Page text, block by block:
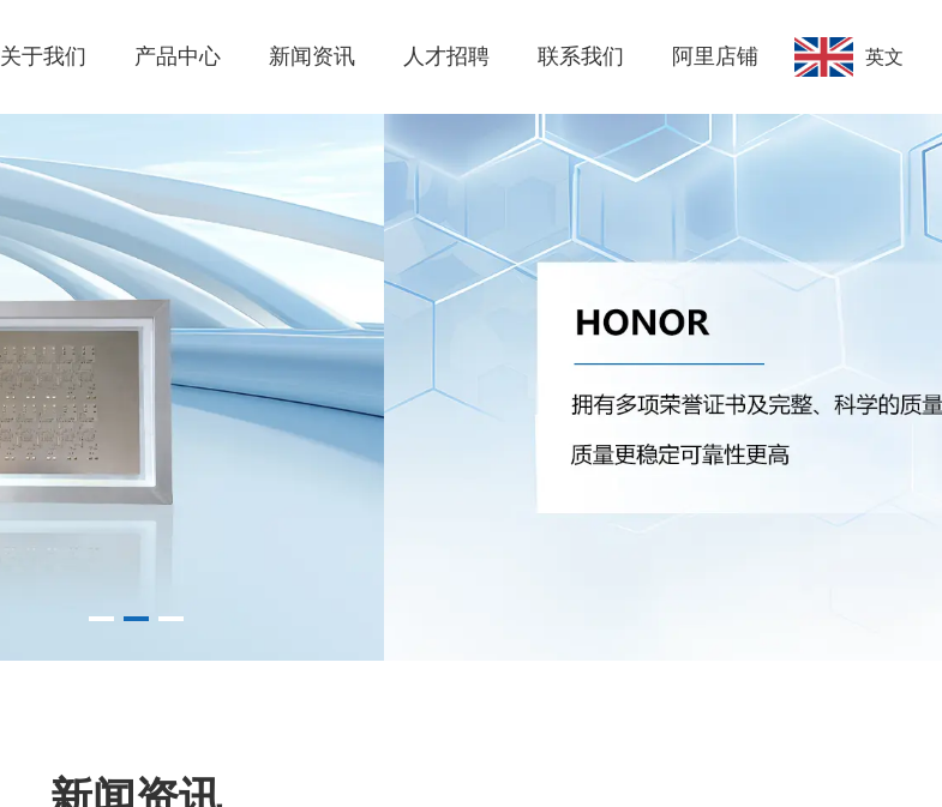
关于我们 产品中心 新闻资讯 人才招聘 联系我们 阿里店铺 英文